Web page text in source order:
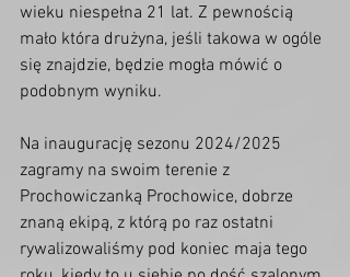
wieku niespełna 21 lat. Z pewnością
mało która drużyna, jeśli takowa w ogóle
się znajdzie, będzie mogła mówić o
podobnym wyniku.
Na inaugurację sezonu 2024/2025
zagramy na swoim terenie z
Prochowiczanką Prochowice, dobrze
znaną ekipą, z którą po raz ostatni
rywalizowaliśmy pod koniec maja tego